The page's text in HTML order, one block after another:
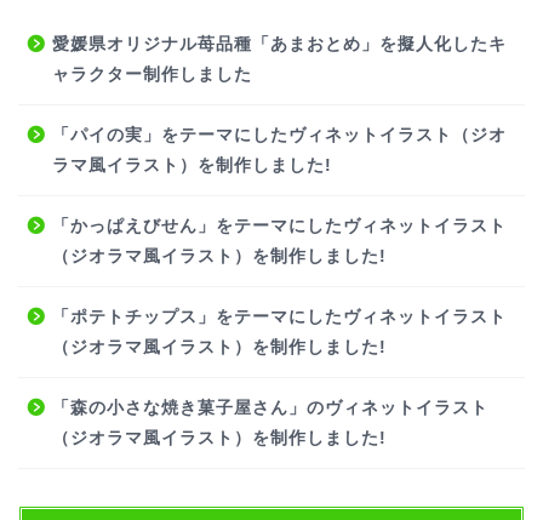
愛媛県オリジナル苺品種「あまおとめ」を擬人化したキ
ャラクター制作しました
「パイの実」をテーマにしたヴィネットイラスト（ジオ
ラマ風イラスト）を制作しました!
「かっぱえびせん」をテーマにしたヴィネットイラスト
（ジオラマ風イラスト）を制作しました!
「ポテトチップス」をテーマにしたヴィネットイラスト
（ジオラマ風イラスト）を制作しました!
「森の小さな焼き菓子屋さん」のヴィネットイラスト
（ジオラマ風イラスト）を制作しました!